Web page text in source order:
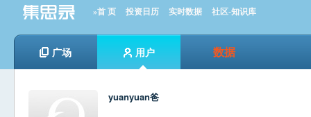
»首 页 投资日历 实时数据 社区-知识库
广场 用户 数据
yuanyuan爸